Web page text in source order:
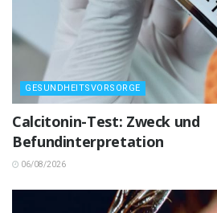
GESUNDHEITSVORSORGE
Calcitonin-Test: Zweck und
Befundinterpretation
06/08/2026